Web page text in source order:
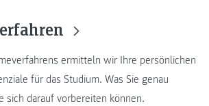
ermitteln wir Ihre persönlichen
für das Studium. Was Sie genau
sich darauf vorbereiten können.